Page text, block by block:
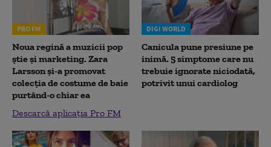
PRO FM
Noua regină a muzicii pop
știe și marketing. Zara
Larsson și-a promovat
colecția de costume de baie
purtând-o chiar ea
Descarcă aplicația Pro FM
DIGI WORLD
Canicula pune presiune pe
inimă. 5 simptome care nu
trebuie ignorate niciodată,
potrivit unui cardiolog